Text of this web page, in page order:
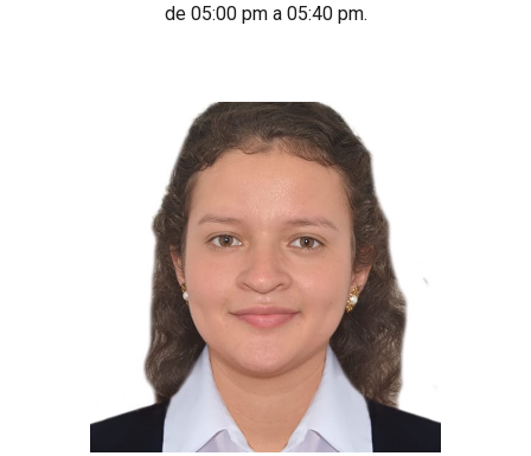
de 05:00 pma 05:40 pm.